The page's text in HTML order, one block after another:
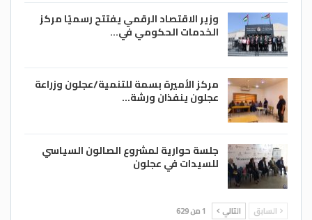
وزير الاقتصاد الرقمي يفتتح رسميًا مركز
الخدمات الحكومي في…
مركز الأميرة بسمة للتنمية/عجلون وزراعة
عجلون ينفذان ورشة…
جلسة حوارية لمشروع الصالون السياسي
للسيدات في عجلون
السابق التالي 1 من 629